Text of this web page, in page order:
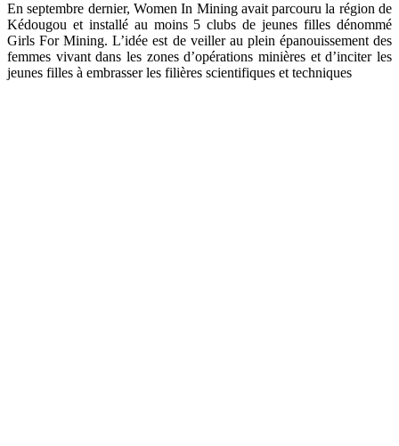
En septembre dernier, Women In Mining avait parcouru la région de
Kédougou et installé au moins 5 clubs de jeunes filles dénommé
Girls For Mining. L’idée est de veiller au plein épanouissement des
femmes vivant dans les zones d’opérations minières et d’inciter les
jeunes filles à embrasser les filières scientifiques et techniques